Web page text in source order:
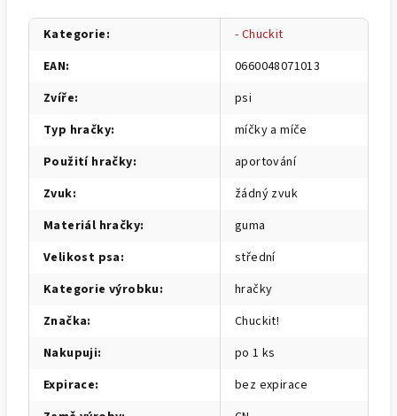
Kategorie:
- Chuckit
EAN:
0660048071013
Zvíře:
psi
Typ hračky:
míčky a míče
Použití hračky:
aportování
Zvuk:
žádný zvuk
Materiál hračky:
guma
Velikost psa:
střední
Kategorie výrobku:
hračky
Značka:
Chuckit!
Nakupuji:
po 1 ks
Expirace:
bez expirace